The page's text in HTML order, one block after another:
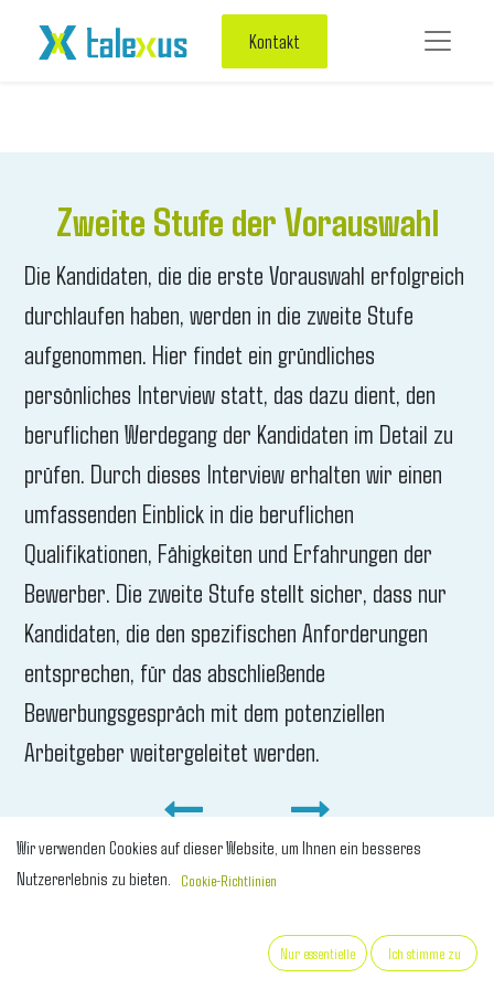
Kontakt
Zweite Stufe der Vorauswahl
Die Kandidaten, die die erste Vorauswahl erfolgreich
durchlaufen haben, werden in die zweite Stufe
aufgenommen. Hier findet ein gründliches
persönliches Interview statt, das dazu dient, den
beruflichen Werdegang der Kandidaten im Detail zu
prüfen. Durch dieses Interview erhalten wir einen
umfassenden Einblick in die beruflichen
Qualifikationen, Fähigkeiten und Erfahrungen der
Bewerber. Die zweite Stufe stellt sicher, dass nur
Kandidaten, die den spezifischen Anforderungen
entsprechen, für das abschließende
Bewerbungsgespräch mit dem potenziellen
Arbeitgeber weitergeleitet werden.
Wir verwenden Cookies auf dieser Website, um Ihnen ein besseres
Nutzererlebnis zu bieten.
Cookie-Richtlinien
Nur essentielle Ich stimme zu